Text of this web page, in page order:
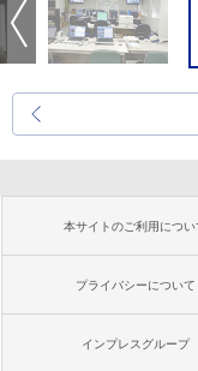
本サイトのご利用につい
プライバシーについて
インプレスグループ